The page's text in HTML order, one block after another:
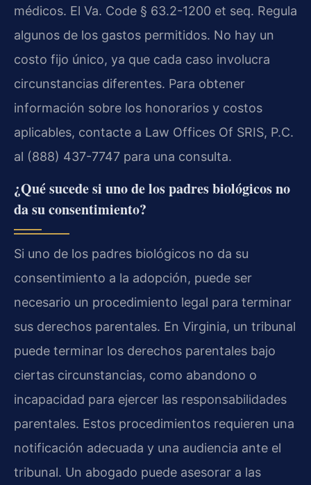
médicos. El Va. Code § 63.2-1200 et seq. Regula
algunos de los gastos permitidos. No hay un
costo fijo único, ya que cada caso involucra
circunstancias diferentes. Para obtener
información sobre los honorarios y costos
aplicables, contacte a Law Offices Of SRIS, P.C.
al (888) 437-7747 para una consulta.
¿Qué sucede si uno de los padres biológicos no
da su consentimiento?
Si uno de los padres biológicos no da su
consentimiento a la adopción, puede ser
necesario un procedimiento legal para terminar
sus derechos parentales. En Virginia, un tribunal
puede terminar los derechos parentales bajo
ciertas circunstancias, como abandono o
incapacidad para ejercer las responsabilidades
parentales. Estos procedimientos requieren una
notificación adecuada y una audiencia ante el
tribunal. Un abogado puede asesorar a las